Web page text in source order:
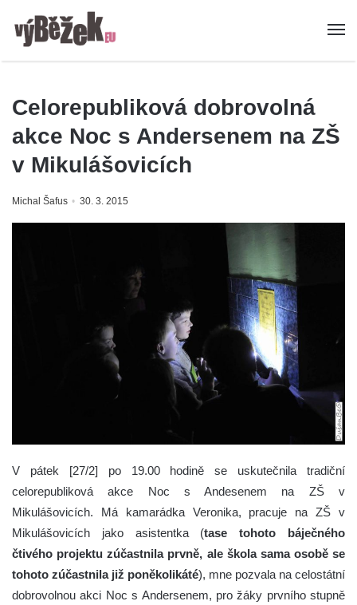
Celorepubliková dobrovolná
akce Noc s Andersenem na ZŠ
v Mikulášovicích
Michal Šafus 30. 3. 2015
V pátek [27/2] po 19.00 hodině se uskutečnila tradiční
celorepubliková akce Noc s Andesenem na ZŠ v
Mikulášovicích. Má kamarádka Veronika, pracuje na ZŠ v
Mikulášovicích jako asistentka (tase tohoto báječného
čtivého projektu zúčastnila prvně, ale škola sama osobě se
tohoto zúčastnila již poněkolikáté), mne pozvala na celostátní
dobrovolnou akci Noc s Andersenem, pro žáky prvního stupně